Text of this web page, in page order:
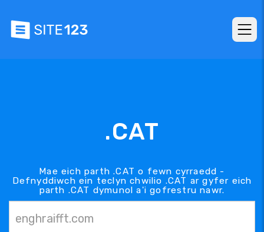
.CAT
Mae eich parth .CAT o fewn cyrraedd -
Defnyddiwch ein teclyn chwilio .CAT ar gyfer eich
parth .CAT dymunol a'i gofrestru nawr.